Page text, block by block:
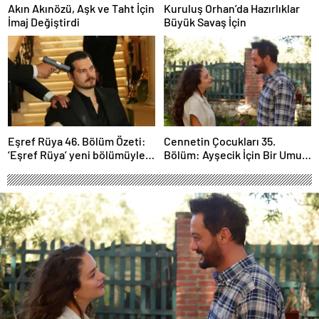
Akın Akınözü, Aşk ve Taht İçin
İmaj Değiştirdi
Kuruluş Orhan’da Hazırlıklar
Büyük Savaş İçin
Eşref Rüya 46. Bölüm Özeti:
‘Eşref Rüya’ yeni bölümüyle
Cennetin Çocukları 35.
Bölüm: Ayşecik İçin Bir Umut